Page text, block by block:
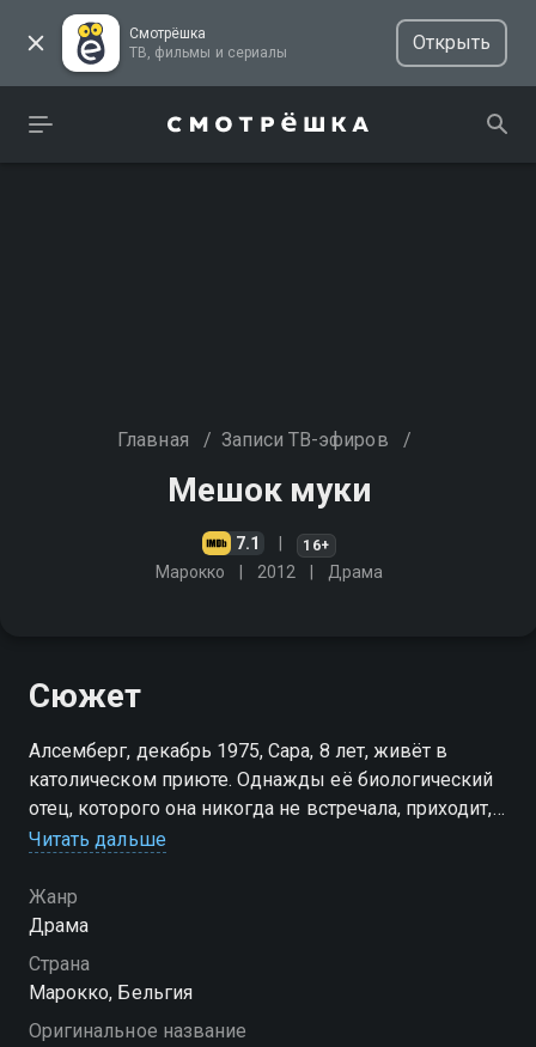
Смотрёшка
ТВ, фильмы и сериалы
Открыть
Главная / Записи ТВ-эфиров /
Мешок муки
7.1 16+
Марокко 2012 Драма
Сюжет
Алсемберг, декабрь 1975, Сара, 8 лет, живёт в
католическом приюте. Однажды её биологический
отец, которого она никогда не встречала, приходит,
чтобы взять её на уикенд в Париж. Но Сара
Атласа, в Марокко…
Читать дальше
Жанр
Драма
Страна
Марокко, Бельгия
Оригинальное название